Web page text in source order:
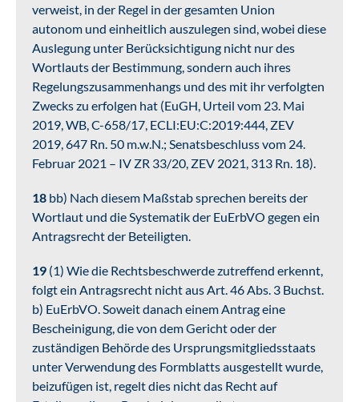
verweist, in der Regel in der gesamten Union
autonom und einheitlich auszulegen sind, wobei diese
Auslegung unter Berücksichtigung nicht nur des
Wortlauts der Bestimmung, sondern auch ihres
Regelungszusammenhangs und des mit ihr verfolgten
Zwecks zu erfolgen hat (EuGH, Urteil vom 23. Mai
2019, WB, C-658/17, ECLI:EU:C:2019:444, ZEV
2019, 647 Rn. 50 m.w.N.; Senatsbeschluss vom 24.
Februar 2021 – IV ZR 33/20, ZEV 2021, 313 Rn. 18).
18 bb) Nach diesem Maßstab sprechen bereits der
Wortlaut und die Systematik der EuErbVO gegen ein
Antragsrecht der Beteiligten.
19 (1) Wie die Rechtsbeschwerde zutreffend erkennt,
folgt ein Antragsrecht nicht aus Art. 46 Abs. 3 Buchst.
b) EuErbVO. Soweit danach einem Antrag eine
Bescheinigung, die von dem Gericht oder der
zuständigen Behörde des Ursprungsmitgliedsstaats
unter Verwendung des Formblatts ausgestellt wurde,
beizufügen ist, regelt dies nicht das Recht auf